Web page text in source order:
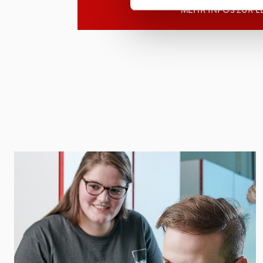
MEHR INFOS ZUR